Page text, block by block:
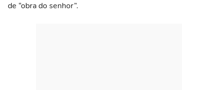
de “obra do senhor”.